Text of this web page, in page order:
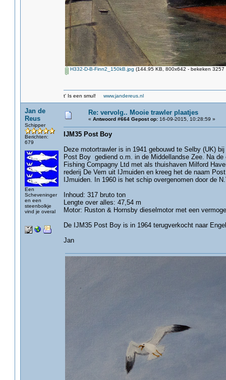
H332-D-B-Finn2_150kB.jpg (144.95 KB, 800x642 - bekeken 3257
t' Is een smul! www.jandereus.nl
Jan de
Reus
Schipper
Berichten:
679
Een
Scheveninger
en een
steenbolkje
vind je overal
Re: vervolg.. Mooie trawler plaatjes
« Antwoord #664 Gepost op:16-09-2015, 10:28:59 »
IJM35 Post Boy
Deze motortrawler is in 1941 gebouwd te Selby (UK)
Post Boy gediend o.m. in de Middellandse Zee. Na
Fishing Compagny Ltd met als thuishaven Milford
rederij De Vem uit IJmuiden en kreeg het de naam
IJmuiden. In 1960 is het schip overgenomen door de
Inhoud: 317 bruto ton
Lengte over alles: 47,54 m
Motor: Ruston & Hornsby dieselmotor met een
De IJM35 Post Boy is in 1964 terugverkocht naar
Jan